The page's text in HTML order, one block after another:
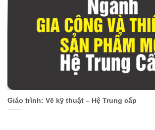
Giáo trình: Vẽ kỹ thuật – Hệ Trung cấp